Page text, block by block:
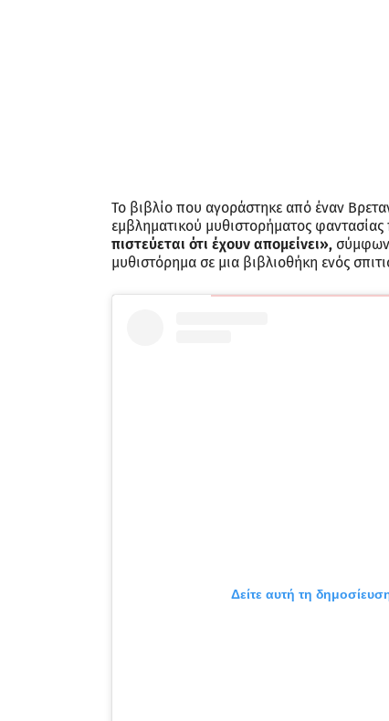
Το βιβλίο που αγοράστηκε από έναν
εμβληματικού μυθιστορήματος
πιστεύεται ότι έχουν απομείνει»,
μυθιστόρημα σε μια βιβλιοθήκη ενός
Δείτε αυτή τη